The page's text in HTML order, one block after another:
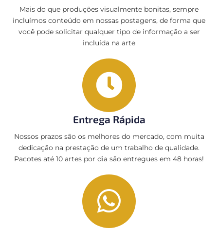
Mais do que produções visualmente bonitas, sempre
incluímos conteúdo em nossas postagens, de forma que
você pode solicitar qualquer tipo de informação a ser
incluída na arte
Entrega Rápida
Nossos prazos são os melhores do mercado, com muita
dedicação na prestação de um trabalho de qualidade.
Pacotes até 10 artes por dia são entregues em 48 horas!